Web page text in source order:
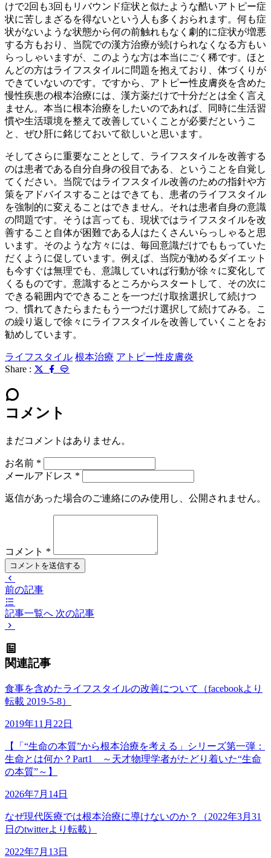
けで2回も3回もリバウンド症状と似たような酷いアトピー症
状に苦しまざるを得ないという人も多くおられます。何も症
状がないような状態から何の前触れもなく劇的に症状が増悪
する方もおり、当院での漢方治療が続けられなくなる方もい
らっしゃいますが、このような方は本当にごく稀です。ほと
んどの方はライフスタイルに問題を抱えており、体づくりが
できていないのです。ですから、アトピー性皮膚炎を含めた
慢性疾患の根本治療には、漢方薬だけで十分だとは全く言え
ません。本当に根本治療をしたいのであれば、同時に生活習
慣や生活環境を整えて改善していくことが必要だというこ
と、ぜひ肝に銘じておいて欲しいと思います。
そしてさらに重要なこととして、ライフスタイルを改善する
のは患者である自分自身の役目である、ということを自覚し
てください。当院ではライフスタイル改善のための指針や方
策をアドバイスすることはできても、患者のライフスタイル
を強制的に変えることはできません。それは患者自身の意識
の問題です。そうは言っても、現状ではライフスタイルを改
善すること自体が困難である人はたくさんいらっしゃると思
います。そのような方々には、毎回意識だけでももっていた
だくように促しています。例えば、当院が勧めるダイエット
も今すぐは無理でも、意識していれば行動が徐々に変化して
くるものです。意識するところからスタートして、その次に
できる範囲内でできることを一つだけ取捨選択して続けつ
つ、慣れてきたらまたもう一つだけ選択して続けてみる。こ
の繰り返しで徐々にライフスタイルを改善していくことをお
勧めしています。
ライフスタイル 根本治療 アトピー性皮膚炎
Share :
コメント
まだコメントはありません。
お名前 *
メールアドレス *
返信があった場合のご連絡にのみ使用し、公開されません。
コメント *
コメントを送信する
前の記事
記事一覧へ 次の記事
関連記事
食事を含めたライフスタイルの改善について（facebookより
転載 2019-5-8）
2019年11月22日
【「“生命の本質”から根本治療を考える」シリーズ第一弾：
生命とは何か？Part1 ～天才物理学者がたどり着いた“生命
の本質”～】
2026年7月14日
なぜ現代医療では根本治療に導けないのか？（2022年3月31
日のtwitterより転載）
2022年7月13日